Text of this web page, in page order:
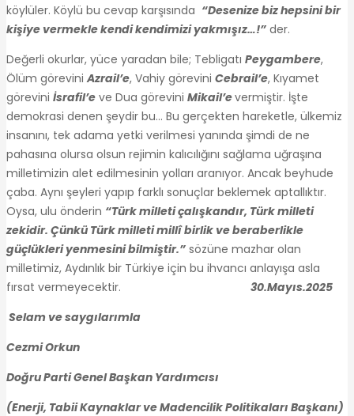
köylüler. Köylü bu cevap karşısında “Desenize biz hepsini bir
kişiye vermekle kendi kendimizi yakmışız…!” der.
Değerli okurlar, yüce yaradan bile; Tebligatı Peygambere,
Ölüm göreviniAzrail’e, Vahiy görevini Cebrail’e, Kıyamet
görevini İsrafil’e ve Dua görevini Mikail’evermiştir. İşte
demokrasi denen şeydir bu… Bu gerçekten hareketle, ülkemiz
insanını, tek adama yetki verilmesi yanında şimdi de ne
pahasına olursa olsun rejimin kalıcılığını sağlama uğraşına
milletimizin alet edilmesinin yolları aranıyor. Ancak beyhude
çaba. Aynı şeyleri yapıp farklı sonuçlar beklemek aptallıktır.
Oysa, ulu önderin “Türk milleti çalışkandır, Türk milleti
zekidir. Çünkü Türk milleti millî birlik ve beraberlikle
güçlükleri yenmesini bilmiştir.” sözüne mazhar olan
milletimiz, Aydınlık bir Türkiye için bu ihvancı anlayışa asla
fırsat vermeyecektir. 30.Mayıs.2025
Selam ve saygılarımla
Cezmi Orkun
Doğru Parti Genel Başkan Yardımcısı
(Enerji, Tabii Kaynaklar ve Madencilik Politikaları Başkanı)